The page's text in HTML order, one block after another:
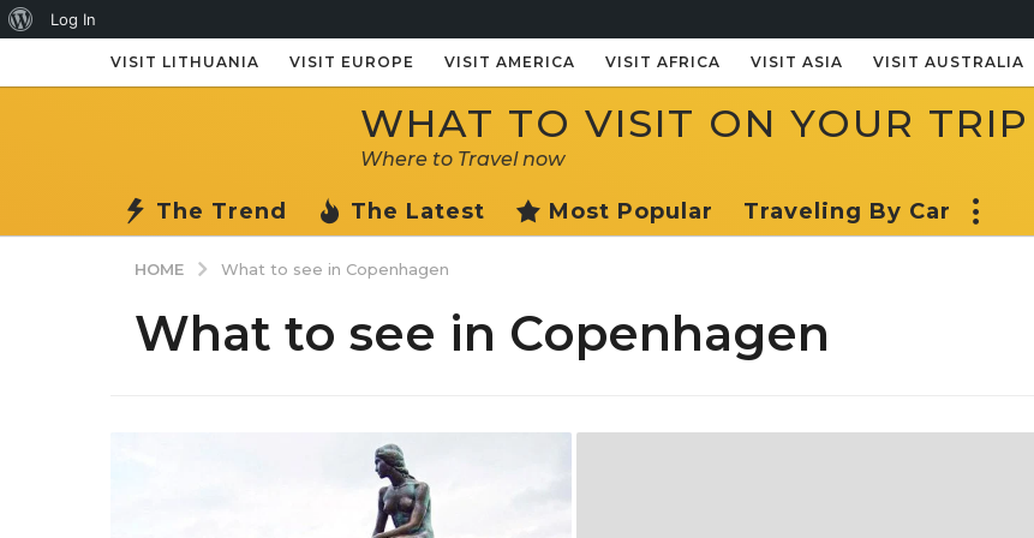
About
WordPress
Log In
VISIT LITHUANIA VISIT EUROPE VISIT AMERICA VISIT AFRICA VISIT ASIA VISIT AUSTRALIA
WHAT TO VISIT ON YOUR
Where to Travel now
The Trend The Latest Most Popular Traveling By Car
HOME What to see in Copenhagen
What to see in Copenhagen